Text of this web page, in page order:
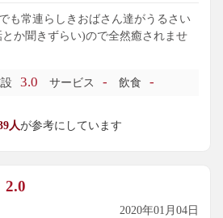
も常連らしきおばさん達がうるさい
か聞きずらい)ので全然癒されませ
3.0 サービス - 飲食 -
人が参考にしています
2.0
2020年01月04日